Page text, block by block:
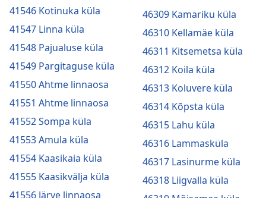
41546 Kotinuka küla
41547 Linna küla
41548 Pajualuse küla
41549 Pargitaguse küla
41550 Ahtme linnaosa
41551 Ahtme linnaosa
41552 Sompa küla
41553 Amula küla
41554 Kaasikaia küla
41555 Kaasikvälja küla
41556 Järve linnaosa
46309 Kamariku küla
46310 Kellamäe küla
46311 Kitsemetsa küla
46312 Koila küla
46313 Koluvere küla
46314 Kõpsta küla
46315 Lahu küla
46316 Lammasküla
46317 Lasinurme küla
46318 Liigvalla küla